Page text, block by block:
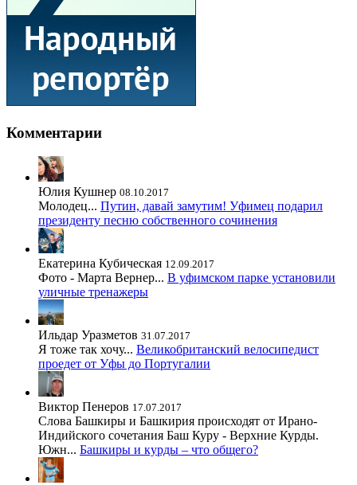
Комментарии
Юлия Кушнер 08.10.2017
Молодец... Путин, давай замутим! Уфимец подарил
президенту песню собственного сочинения
Екатерина Кубическая 12.09.2017
Фото - Марта Вернер... В уфимском парке установили
уличные тренажеры
Ильдар Уразметов 31.07.2017
Я тоже так хочу... Великобританский велосипедист
проедет от Уфы до Португалии
Виктор Пенеров 17.07.2017
Слова Башкиры и Башкирия происходят от Ирано-
Индийского сочетания Баш Куру - Верхние Курды.
Южн... Башкиры и курды – что общего?